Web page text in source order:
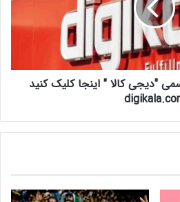
"دیجی کالا " اینجا کلیک کنید